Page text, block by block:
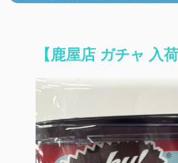
【鹿屋店 ガチャ 入